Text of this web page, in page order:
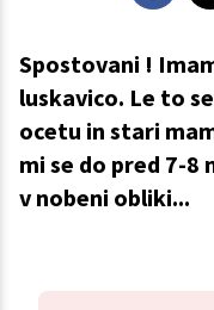
Spostovani !
luskavico. Le to
ocetu in stari
mi se do pred 7-8
v nobeni obliki...